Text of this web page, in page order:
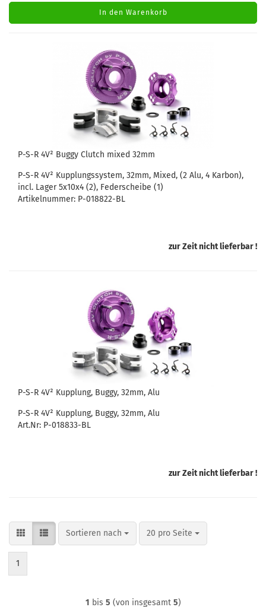
In den Warenkorb
P-S-R 4V² Buggy Clutch mixed 32mm
P-S-R 4V² Kupplungssystem, 32mm, Mixed, (2 Alu, 4 Karbon),
incl. Lager 5x10x4 (2), Federscheibe (1)
Artikelnummer: P-018822-BL
zur Zeit nicht lieferbar !
P-S-R 4V² Kupplung, Buggy, 32mm, Alu
P-S-R 4V² Kupplung, Buggy, 32mm, Alu
Art.Nr: P-018833-BL
zur Zeit nicht lieferbar !
Sortieren nach
Sortieren nach 20 pro Seite
pro Seite
1
1 bis 5 (von insgesamt 5)